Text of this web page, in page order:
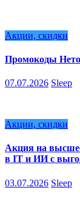
Акции, скидки
Промокоды
07.07.2026 Sleep
Акции, скидки
Акция на
в IT и ИИ с
03.07.2026 Sleep